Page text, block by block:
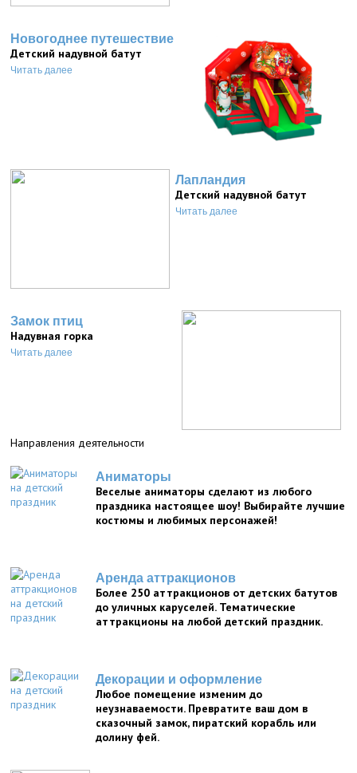
Новогоднее путешествие
Детский надувной батут
Читать далее
Лапландия
Детский надувной батут
Читать далее
Замок птиц
Надувная горка
Читать далее
Направления деятельности
Аниматоры
Веселые аниматоры сделают из любого
праздника настоящее шоу! Выбирайте лучшие
костюмы и любимых персонажей!
Аренда аттракционов
Более 250 аттракционов от детских батутов
до уличных каруселей. Тематические
аттракционы на любой детский праздник.
Декорации и оформление
Любое помещение изменим до
неузнаваемости. Превратите ваш дом в
сказочный замок, пиратский корабль или
долину фей.